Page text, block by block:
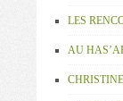
LES
AU